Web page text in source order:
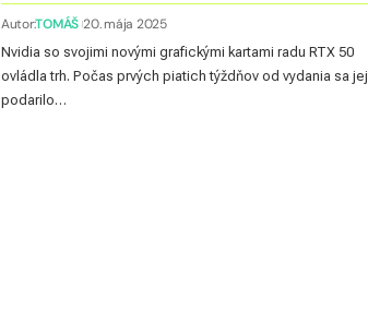
Autor:TOMÁŠ 20. mája 2025
Nvidia so svojimi novými grafickými kartami radu RTX 50
ovládla trh. Počas prvých piatich týždňov od vydania sa jej
podarilo…